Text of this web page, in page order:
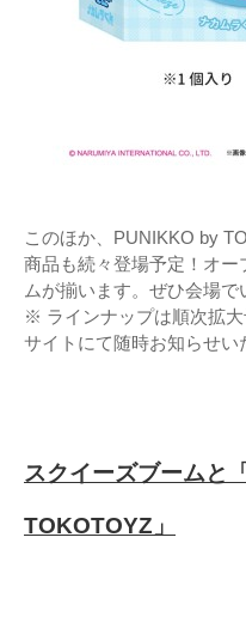
このほか、PUNIKKO by
商品も続々登場予定！オ
ムが揃います。ぜひ会場で
※ ラインナップは順次拡
サイトにて随時お知らせい
スクイーズブームと
TOKOTOYZ」